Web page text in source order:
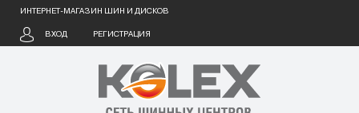
ИНТЕРНЕТ-МАГАЗИН ШИН И ДИСКОВ
ВХОД РЕГИСТРАЦИЯ